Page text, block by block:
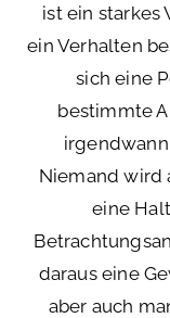
ist ein starkes
ein Verhalten
sich eine
bestimmte
Niemand wird
eine
daraus eine
aber auch